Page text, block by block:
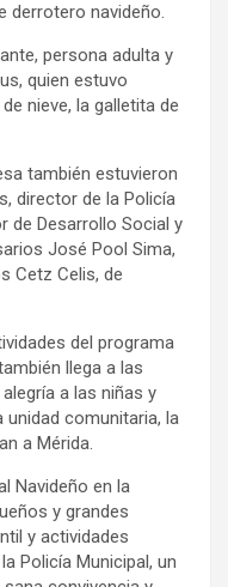
derrotero navideño.
persona adulta y
quien estuvo
nieve, la galletita de
también estuvieron
director de la Policía
de Desarrollo Social y
José Pool Sima,
Cetz Celis, de
del programa
llega a las
a las niñas y
comunitaria, la
a Mérida.
Navideño en la
y grandes
y actividades
Policía Municipal, un